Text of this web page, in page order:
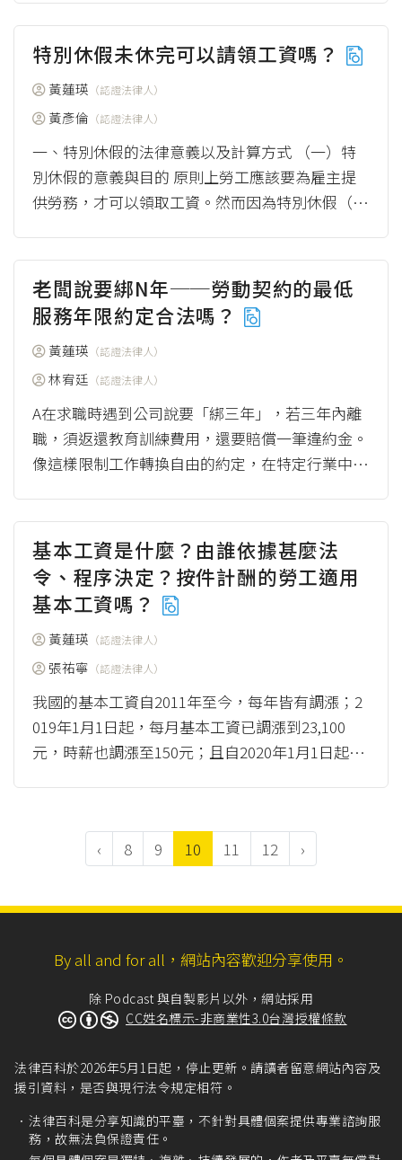
特別休假未休完可以請領工資嗎？
黃蓮瑛 （認證法律人）
黃彥倫 （認證法律人）
一、特別休假的法律意義以及計算方式 （一）特
別休假的意義與目的 原則上勞工應該要為雇主提
供勞務，才可以領取工資。然而因為特別休假（一
老闆說要綁N年──勞動契約的最低
服務年限約定合法嗎？
黃蓮瑛 （認證法律人）
林宥廷 （認證法律人）
A在求職時遇到公司說要「綁三年」，若三年內離
職，須返還教育訓練費用，還要賠償一筆違約金。
像這樣限制工作轉換自由的約定，在特定行業中並
基本工資是什麼？由誰依據甚麼法
令、程序決定？按件計酬的勞工適用
基本工資嗎？
黃蓮瑛 （認證法律人）
張祐寧 （認證法律人）
我國的基本工資自2011年至今，每年皆有調漲；2
019年1月1日起，每月基本工資已調漲到23,100
元，時薪也調漲至150元；且自2020年1月1日起，
‹ 8 9 10 11 12 ›
By all and for all，網站內容歡迎分享使用。
除 Podcast 與自製影片以外，網站採用
CC姓名標示-非商業性3.0台灣授權條款
法律百科於2026年5月1日起，停止更新。請讀者留意網站內容及
援引資料，是否與現行法令規定相符。
法律百科是分享知識的平臺，不針對具體個案提供專業諮詢服
務，故無法負保證責任。